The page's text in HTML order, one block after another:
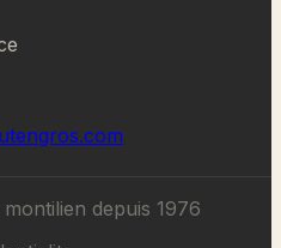
depuis 1976